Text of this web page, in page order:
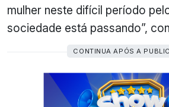
mulher neste difícil período
sociedade está passando”,
CONTINUA APÓS A